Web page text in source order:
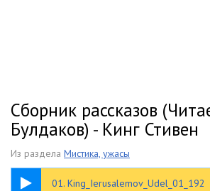
Сборник рассказов
Булдаков) - Кинг Стивен
Из раздела Мистика, ужасы
01. King_Ierusalemov_Udel_01_192
37:03